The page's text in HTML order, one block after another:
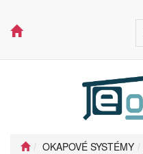
OKAPOVÉ SYSTÉMY